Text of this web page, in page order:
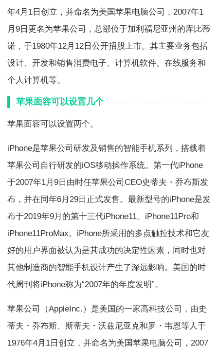
年4月1日创立，并命名为美国苹果电脑公司，2007年1
月9日更名为苹果公司，总部位于加利福尼亚州的库比蒂
诺，于1980年12月12日公开招股上市。其主要业务包括
设计、开发和销售消费电子、计算机软件、在线服务和
个人计算机等。
苹果面容可以设置几个
苹果面容可以设置两个。
iPhone是苹果公司研发及销售的智能手机系列，搭载着
苹果公司自行研发的iOS移动操作系统。第一代iPhone
于2007年1月9日由时任苹果公司CEO史蒂夫・乔布斯发
布，并在同年6月29日正式发售。最新型号的iPhone是发
布于2019年9月的第十三代iPhone11、iPhone11Pro和
iPhone11ProMax。iPhone所采用的多点触控技术和它友
好的用户界面被认为是其成功的决定性因素，同时也对
其他制造商的智能手机设计产生了深远影响。美国的时
代周刊将iPhone称为“2007年的年度发明”。
苹果公司（AppleInc.）是美国的一家高科技公司，由史
蒂夫・乔布斯、斯蒂夫・沃兹尼亚克和罗・韦恩等人于
1976年4月1日创立，并命名为美国苹果电脑公司，2007